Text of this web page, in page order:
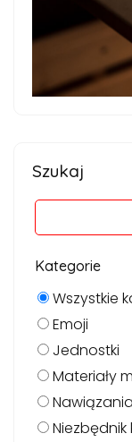
Szukaj
Kategorie
Wszystkie
Emoji
Jednostki
Materiały